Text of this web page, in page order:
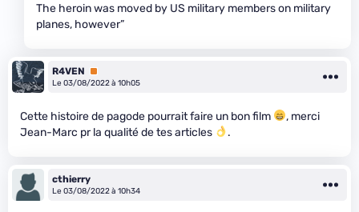
The heroin was moved by US military members on military
planes, however”
R4VEN
Premium
Le 03/08/2022 à 10h05
Cette histoire de pagode pourrait faire un bon film
, merci
Jean-Marc pr la qualité de tes articles
.
cthierry
Le 03/08/2022 à 10h34